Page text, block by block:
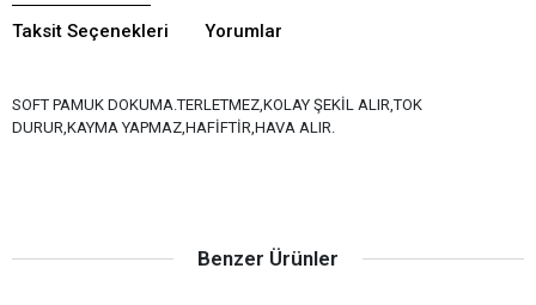
Taksit Seçenekleri Yorumlar
SOFT PAMUK DOKUMA.TERLETMEZ,KOLAY ŞEKİL ALIR,TOK
DURUR,KAYMA YAPMAZ,HAFİFTİR,HAVA ALIR.
Benzer Ürünler